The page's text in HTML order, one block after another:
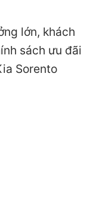
lớn, khách
sách ưu đãi
Sorento